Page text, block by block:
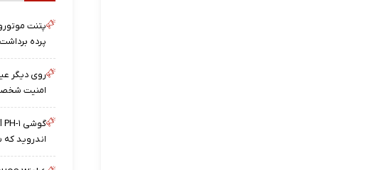
پتنت
پرده برداشت
روی دیگر
امنیت
اندروید